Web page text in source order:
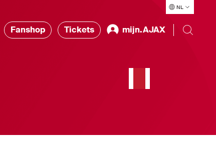
NL
Fanshop Tickets mijn.AJAX